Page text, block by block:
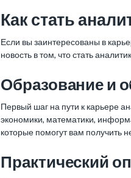
Как стать
Если вы заинтересованы в
новость в том, что стать
Образование и
Первый шаг на пути к карьере
экономики, математики,
которые помогут вам получить
Практический